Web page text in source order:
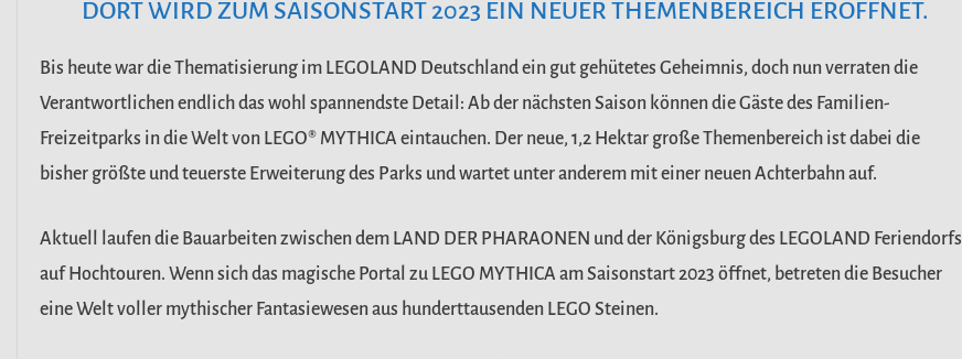
DORT WIRD ZUM SAISONSTART 2023 EIN NEUER THEMENBEREICH ERÖFFNET.
Bis heute war die Thematisierung im LEGOLAND Deutschland ein gut gehütetes Geheimnis, doch nun verraten die
Verantwortlichen endlich das wohl spannendste Detail: Ab der nächsten Saison können die Gäste des Familien-
Freizeitparks in die Welt von LEGO® MYTHICA eintauchen. Der neue, 1,2 Hektar große Themenbereich ist dabei die
bisher größte und teuerste Erweiterung des Parks und wartet unter anderem mit einer neuen Achterbahn auf.
Aktuell laufen die Bauarbeiten zwischen dem LAND DER PHARAONEN und der Königsburg des LEGOLAND Feriendorfs
auf Hochtouren. Wenn sich das magische Portal zu LEGO MYTHICA am Saisonstart 2023 öffnet, betreten die Besucher
eine Welt voller mythischer Fantasiewesen aus hunderttausenden LEGO Steinen.